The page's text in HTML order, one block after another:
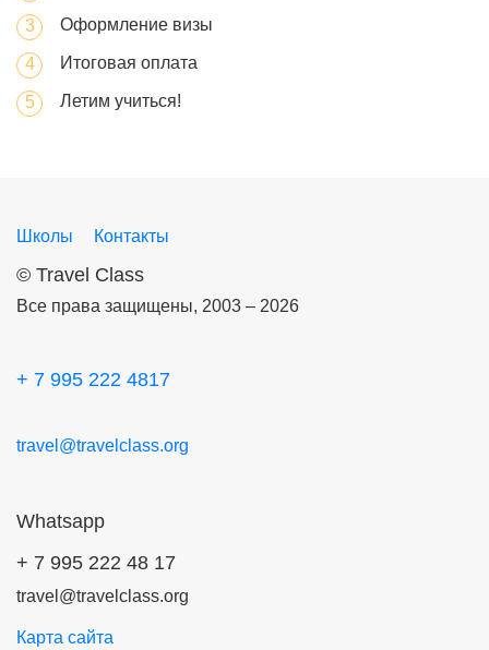
Оформление визы
Итоговая оплата
Летим учиться!
Школы Контакты
© Travel Class
Все права защищены, 2003 – 2026
+ 7 995 222 4817
travel@travelclass.org
Whatsapp
+ 7 995 222 48 17
travel@travelclass.org
Карта сайта